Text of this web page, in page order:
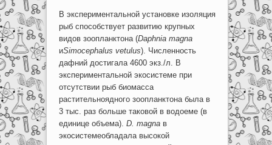
В экспериментальной установке изоляция
рыб способствует развитию крупных
видов зоопланктона (Daphnia magna
иSimocephalus vetulus). Численность
дафний достигала 4600 экз./л. В
экспериментальной экосистеме при
отсутствии рыб биомасса
растительноядного зоопланктона была в
3 тыс. раз больше таковой в водоеме (в
единице объема). D. magna в
экосистемеобладала высокой